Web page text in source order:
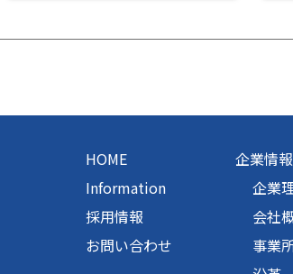
HOME
Information
採用情報
お問い合わせ
企業情報
企業
会社
事業